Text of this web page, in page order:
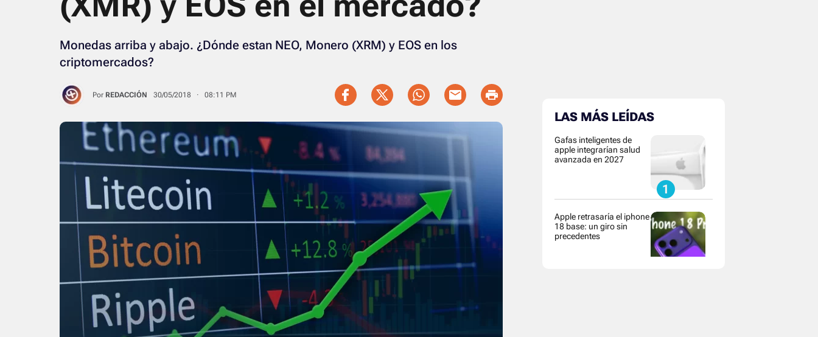
Monedas arriba y abajo. ¿Dónde estan NEO, Monero (XRM) y EOS en los
criptomercados?
Por REDACCIÓN 30/05/2018 · 08:11 PM
LAS MÁS LEÍDAS
Gafas inteligentes de
apple integrarían salud
avanzada en 2027
Apple retrasaría el iphone
18 base: un giro sin
precedentes